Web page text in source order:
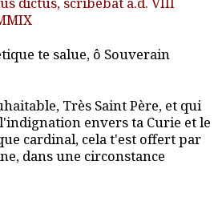
te salue, ô Souverain
Très Saint Père, et qui
envers ta Curie et le
cardinal, cela t'est offert par
dans une circonstance